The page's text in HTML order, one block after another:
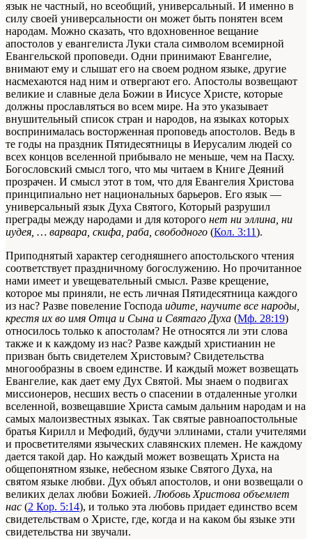
язык не частный, но всеобщий, универсальный. И именно в
силу своей универсальности он может быть понятен всем
народам. Можно сказать, что вдохновенное вещание
апостолов у евангелиста Луки стала символом всемирной
Евангельской проповеди. Одни принимают Евангелие,
внимают ему и слышат его на своем родном языке, другие
насмехаются над ним и отвергают его. Апостолы возвещают
великие и славные дела Божии в Иисусе Христе, которые
должны прославляться во всем мире. На это указывает
внушительный список стран и народов, на языках которых
воспринималась восторженная проповедь апостолов. Ведь в
те годы на праздник Пятидесятницы в Иерусалим людей со
всех концов вселенной прибывало не меньше, чем на Пасху.
Богословский смысл того, что мы читаем в Книге Деяний
прозрачен. И смысл этот в том, что для Евангелия Христова
принципиально нет национальных барьеров. Его язык —
универсальный язык Духа Святого, Который разрушил
преграды между народами и для которого нет ни эллина, ни
иудея, … варвара, скифа, раба, свободного (Кол. 3:11).
Приподнятый характер сегодняшнего апостольского чтения
соответствует праздничному богослужению. Но прочитанное
нами имеет и увещевательный смысл. Разве крещение,
которое мы приняли, не есть личная Пятидесятница каждого
из нас? Разве повеление Господа идите, научите все народы,
крестя их во имя Отца и Сына и Святаго Духа (Мф. 28:19)
относилось только к апостолам? Не относятся ли эти слова
также и к каждому из нас? Разве каждый христианин не
призван быть свидетелем Христовым? Свидетельства
многообразны в своем единстве. И каждый может возвещать
Евангелие, как дает ему Дух Святой. Мы знаем о подвигах
миссионеров, несших весть о спасении в отдаленные уголки
вселенной, возвещавшие Христа самым дальним народам и на
самых малоизвестных языках. Так святые равноапостольные
братья Кирилл и Мефодий, будучи эллинами, стали учителями
и просветителями языческих славянских племен. Не каждому
дается такой дар. Но каждый может возвещать Христа на
общепонятном языке, небесном языке Святого Духа, на
святом языке любви. Дух объял апостолов, и они возвещали о
великих делах любви Божией.Любовь Христова объемлет
нас (2 Кор. 5:14), и только эта любовь придает единство всем
свидетельствам о Христе, где, когда и на каком бы языке эти
свидетельства ни звучали.